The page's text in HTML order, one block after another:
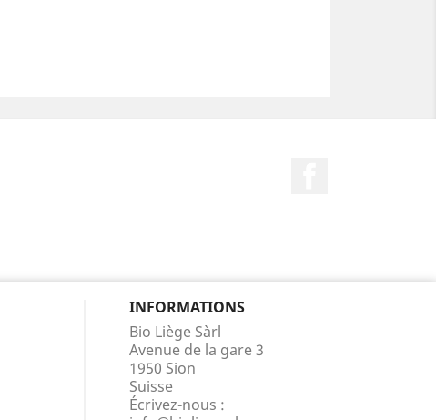
INFORMATIONS
Bio Liège Sàrl
Avenue de la gare 3
1950 Sion
Suisse
Écrivez-nous :